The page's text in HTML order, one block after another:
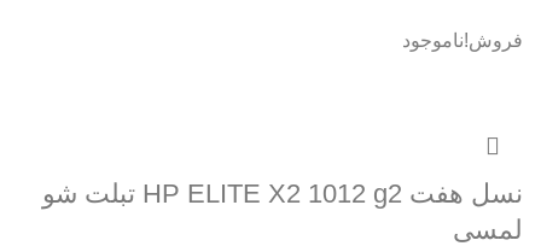
فروش!ناموجود
نسل هفت HP ELITE X2 1012 g2 تبلت شو
لمسی